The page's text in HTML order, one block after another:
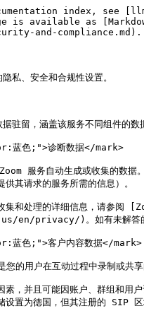
index, see
is available as
and-compliance.md).
私、安全和合规性设置。
驻留，涵盖该服务不同组件的数
色;">诊断数据</mark>
服务自动生成或收集的数据
其请求的服务所需的信息）。
何收集和处理的详细信息，
privacy/)。如有未解答的问
色;">客户内容数据</mark>
的用户在互动过程中录制或共
素，并且可能因账户、群组和用
设置为德国，但其注册的 SIP